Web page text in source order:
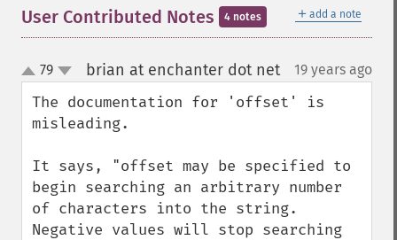
＋ add a note
User Contributed Notes 4 notes
up
down
79 brian at enchanter dot net¶ 19 years ago
The documentation for 'offset' is
misleading.
It says, "offset may be specified to
begin searching an arbitrary number
of characters into the string.
Negative values will stop searching